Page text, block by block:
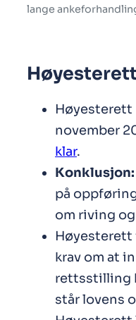
lange
Høyesterett
november
klar.
Konklusjon:
på
om riving
Høyesterett
krav om at
rettsstilling
står lovens